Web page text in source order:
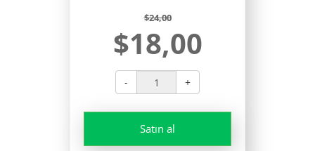
$24,00
$18,00
- +
Satın al